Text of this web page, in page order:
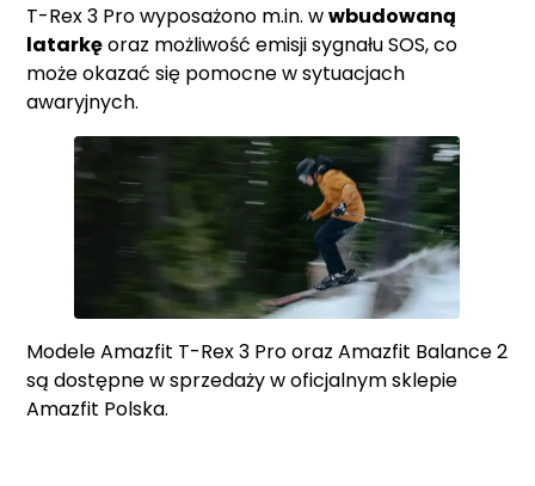
T-Rex 3 Pro wyposażono m.in. wwbudowaną
latarkęoraz możliwość emisji sygnału SOS, co
może okazać się pomocne w sytuacjach
awaryjnych.
ModeleAmazfit T-Rex 3 ProorazAmazfit Balance 2
są dostępne w sprzedaży w oficjalnym sklepie
Amazfit Polska.